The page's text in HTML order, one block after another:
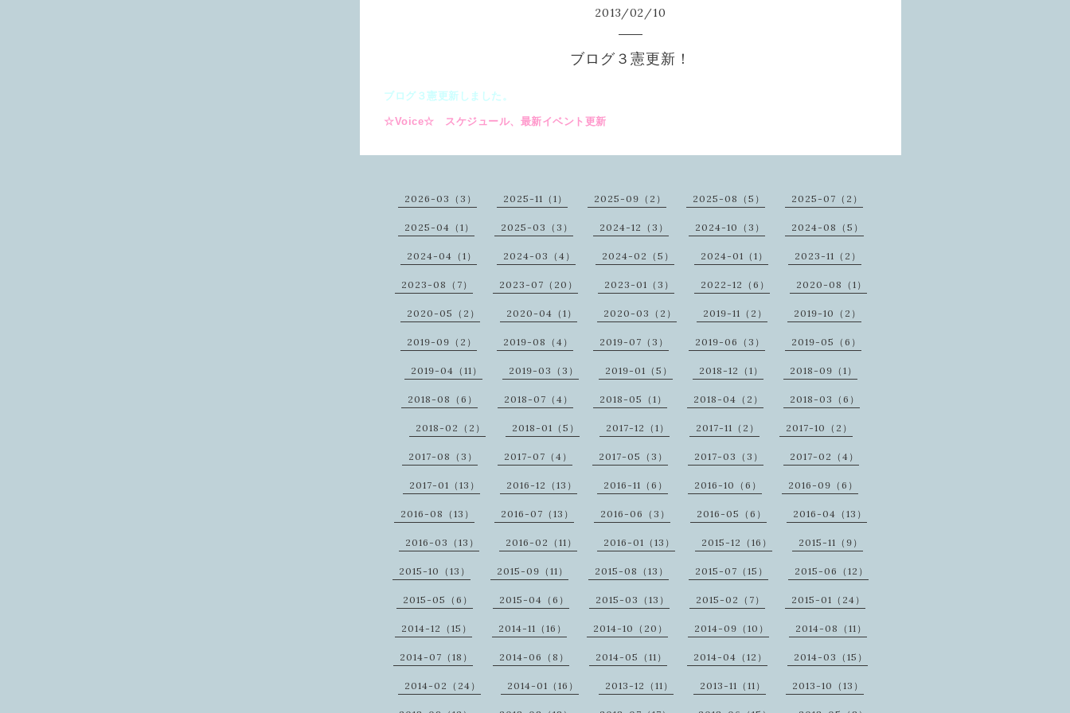
2013/02/10
ブログ３憲更新！
ブログ３憲更新しました。
☆Voice☆ スケジュール、最新イベント更新
2026-03（3） 2025-11（1） 2025-09（2） 2025-08（5） 2025-07（2）
2025-04（1） 2025-03（3） 2024-12（3） 2024-10（3） 2024-08（5）
2024-04（1） 2024-03（4） 2024-02（5） 2024-01（1） 2023-11（2）
2023-08（7） 2023-07（20） 2023-01（3） 2022-12（6） 2020-08（1）
2020-05（2） 2020-04（1） 2020-03（2） 2019-11（2） 2019-10（2）
2019-09（2） 2019-08（4） 2019-07（3） 2019-06（3） 2019-05（6）
2019-04（11） 2019-03（3） 2019-01（5） 2018-12（1） 2018-09（1）
2018-08（6） 2018-07（4） 2018-05（1） 2018-04（2） 2018-03（6）
2018-02（2） 2018-01（5） 2017-12（1） 2017-11（2） 2017-10（2）
2017-08（3） 2017-07（4） 2017-05（3） 2017-03（3） 2017-02（4）
2017-01（13） 2016-12（13） 2016-11（6） 2016-10（6） 2016-09（6）
2016-08（13） 2016-07（13） 2016-06（3） 2016-05（6） 2016-04（13）
2016-03（13） 2016-02（11） 2016-01（13） 2015-12（16） 2015-11（9）
2015-10（13） 2015-09（11） 2015-08（13） 2015-07（15） 2015-06（12）
2015-05（6） 2015-04（6） 2015-03（13） 2015-02（7） 2015-01（24）
2014-12（15） 2014-11（16） 2014-10（20） 2014-09（10） 2014-08（11）
2014-07（18） 2014-06（8） 2014-05（11） 2014-04（12） 2014-03（15）
2014-02（24） 2014-01（16） 2013-12（11） 2013-11（11） 2013-10（13）